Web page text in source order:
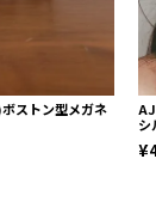
ストン型メガネ
シ